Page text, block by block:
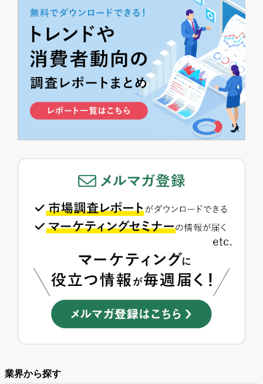
業界から探す